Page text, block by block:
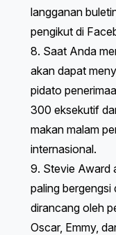
langganan
pengikut di
8. Saat Anda
akan dapat
pidato
300 eksekutif
makan malam
internasional.
9. Stevie Award
paling bergengsi
dirancang oleh
Oscar, Emmy,